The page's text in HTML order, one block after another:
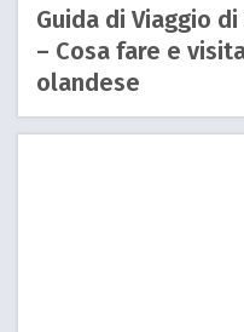
Guida di Viaggio
– Cosa fare e
olandese